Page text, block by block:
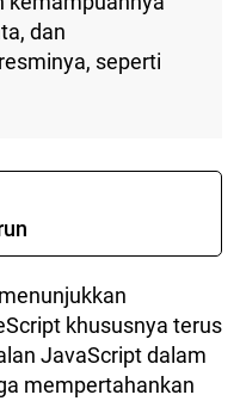
dan
seperti
khususnya terus
JavaScript dalam
mempertahankan